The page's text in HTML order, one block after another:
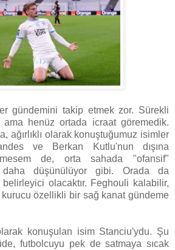
gündemini takip etmek zor. Sürekli
ama henüz ortada icraat göremedik.
ağırlıklı olarak konuştuğumuz isimler
ve Berkan Kutlu'nun dışına
de, orta sahada "ofansif"
düşünülüyor gibi. Orada da
olacaktır. Feghouli kalabilir,
özellikli bir sağ kanat gündeme
konuşulan isim Stanciu'ydu. Şu
futbolcuyu pek de satmaya sıcak